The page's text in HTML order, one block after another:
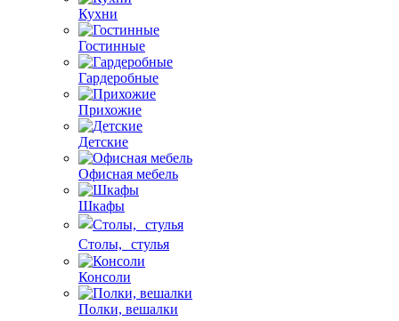
Кухни
Гостинные
Гардеробные
Прихожие
Детские
Офисная мебель
Шкафы
Столы, стулья
Консоли
Полки, вешалки